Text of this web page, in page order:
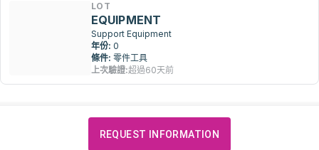
LOT
EQUIPMENT
Support Equipment
年份: 0
條件: 零件工具
上次驗證:超過60天前
REQUEST INFORMATION